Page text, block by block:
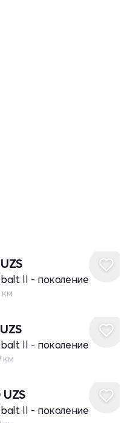
UZS
II - поколение
км
UZS
II - поколение
км
UZS
II - поколение